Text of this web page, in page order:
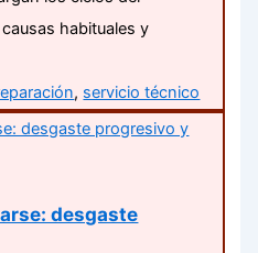
habituales y
, servicio técnico
desgaste